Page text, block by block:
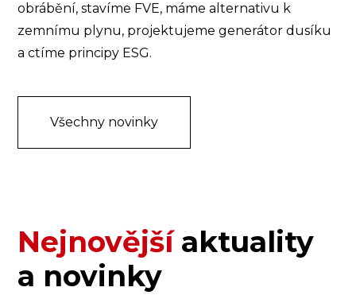
obrábění, stavíme FVE, máme alternativu k
zemnímu plynu, projektujeme generátor dusíku
a ctíme principy ESG.
Všechny novinky
Nejnovějšíaktuality
a novinky